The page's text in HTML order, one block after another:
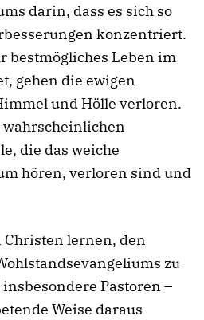
darin, dass es sich so
konzentriert.
bestmögliches Leben im
gehen die ewigen
und Hölle verloren.
wahrscheinlichen
die das weiche
hören, verloren sind und
Christen lernen, den
zu
Pastoren –
Weise daraus